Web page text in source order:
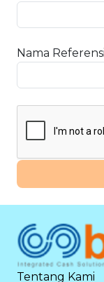
Nama Referensi
Tentang Kami